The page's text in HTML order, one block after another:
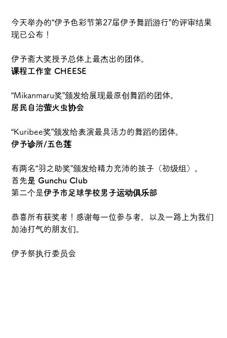
今天举办的“伊予色彩节第27届伊予舞蹈游行”的评审结果
现已公布！
伊予斋大奖授予总体上最杰出的团体。
课程工作室 CHEESE
“Mikanmaru奖”颁发给展现最原创舞蹈的团体。
居民自治萤火虫协会
“Kuribee奖”颁发给表演最具活力的舞蹈的团体。
伊予诊所/五色莲
有两名“羽之助奖”颁发给精力充沛的孩子（初级组）。
首先是 Gunchu Club
第二个是伊予市足球学校男子运动俱乐部
恭喜所有获奖者！感谢每一位参与者，以及一路上为我们
加油打气的朋友们。
伊予祭执行委员会